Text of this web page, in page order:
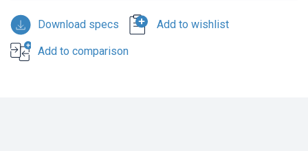
Download specs
Add to wishlist
Add to comparison